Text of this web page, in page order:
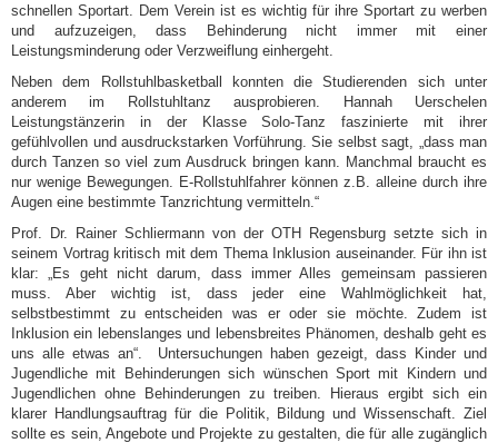
schnellen Sportart. Dem Verein ist es wichtig für ihre Sportart zu werben
und aufzuzeigen, dass Behinderung nicht immer mit einer
Leistungsminderung oder Verzweiflung einhergeht.
Neben dem Rollstuhlbasketball konnten die Studierenden sich unter
anderem im Rollstuhltanz ausprobieren. Hannah Uerschelen
Leistungstänzerin in der Klasse Solo-Tanz faszinierte mit ihrer
gefühlvollen und ausdruckstarken Vorführung. Sie selbst sagt, „dass man
durch Tanzen so viel zum Ausdruck bringen kann. Manchmal braucht es
nur wenige Bewegungen. E-Rollstuhlfahrer können z.B. alleine durch ihre
Augen eine bestimmte Tanzrichtung vermitteln.“
Prof. Dr. Rainer Schliermann von der OTH Regensburg setzte sich in
seinem Vortrag kritisch mit dem Thema Inklusion auseinander. Für ihn ist
klar: „Es geht nicht darum, dass immer Alles gemeinsam passieren
muss. Aber wichtig ist, dass jeder eine Wahlmöglichkeit hat,
selbstbestimmt zu entscheiden was er oder sie möchte. Zudem ist
Inklusion ein lebenslanges und lebensbreites Phänomen, deshalb geht es
uns alle etwas an“. Untersuchungen haben gezeigt, dass Kinder und
Jugendliche mit Behinderungen sich wünschen Sport mit Kindern und
Jugendlichen ohne Behinderungen zu treiben. Hieraus ergibt sich ein
klarer Handlungsauftrag für die Politik, Bildung und Wissenschaft. Ziel
sollte es sein, Angebote und Projekte zu gestalten, die für alle zugänglich